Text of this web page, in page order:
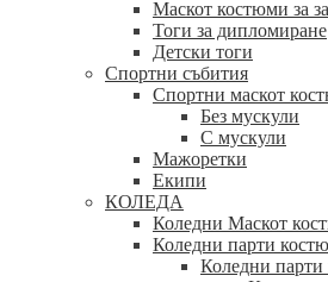
Маскот костюми за
Тоги за дипломиране
Детски тоги
Спортни събития
Спортни маскот
Без мускули
С мускули
Мажоретки
Екипи
КОЛЕДА
Коледни Маскот
Коледни парти
Коледни парти